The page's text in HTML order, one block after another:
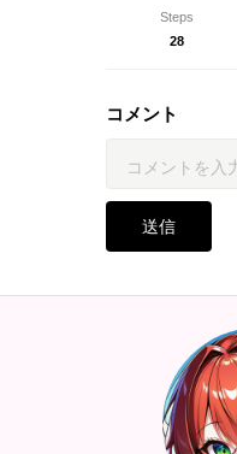
体型データ
体重47kg
B…97
w…58
H…71
Steps
28
コメント
送信